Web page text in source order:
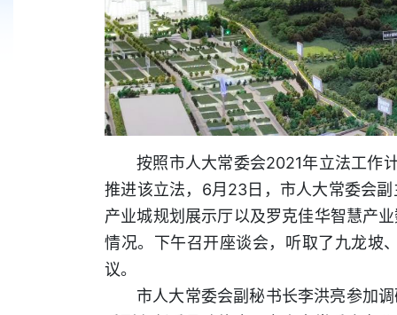
按照市人大常委会2021年立法工作
推进该立法，6月23日，市人大常委会
产业城规划展示厅以及罗克佳华智慧产
情况。下午召开座谈会，听取了九龙坡
议。
市人大常委会副秘书长李洪亮参加